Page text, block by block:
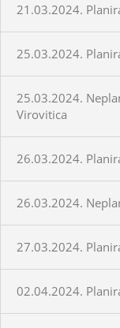
21.03.2024.
25.03.2024.
25.03.2024.
Virovitica
26.03.2024.
26.03.2024.
27.03.2024.
02.04.2024.